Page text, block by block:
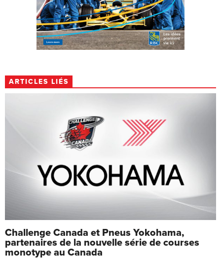
ARTICLES LIÉS
Challenge Canada et Pneus Yokohama,
partenaires de la nouvelle série de courses
monotype au Canada